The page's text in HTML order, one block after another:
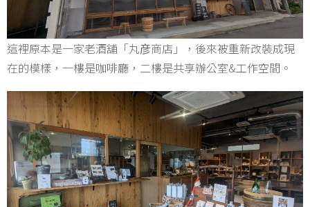
這裡原本是一家老酒舖「丸彦商店」，後來被重新改裝成現
在的模樣，一樓是咖啡廳，二樓是共享辦公室&工作空間。